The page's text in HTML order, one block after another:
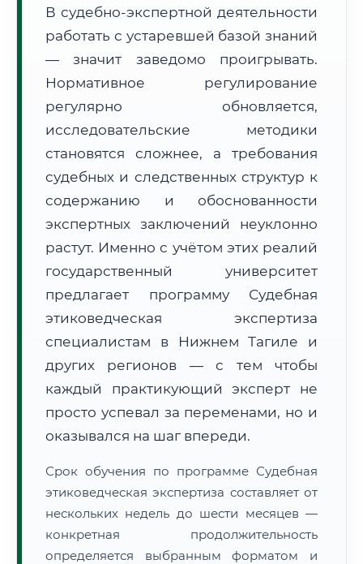
Формат учебы:
Дистанционно
🗺️ Зона обслуживания: г. Нижний Тагил
Расчет логистики оригиналов:
• Маршрут транзита: ~1 439 км
• Экспресс-доставка СДЭК / Почтой:
2–3 рабочих дня
📜 Документы и аккредитация ФИС ФРДО
🔍Нажмите на документ для увеличения и просмотра
В судебно-экспертной деятельности
работать с устаревшей базой знаний
— значит заведомо проигрывать.
Нормативное регулирование
регулярно обновляется,
исследовательские методики
становятся сложнее, а требования
судебных и следственных структур к
содержанию и обоснованности
экспертных заключений неуклонно
растут. Именно с учётом этих реалий
государственный университет
предлагает программу Судебная
этиковедческая экспертиза
специалистам в Нижнем Тагиле и
других регионов — с тем чтобы
каждый практикующий эксперт не
просто успевал за переменами, но и
оказывался на шаг впереди.
Срок обучения по программе Судебная
этиковедческая экспертиза составляет от
нескольких недель до шести месяцев —
конкретная продолжительность
определяется выбранным форматом и